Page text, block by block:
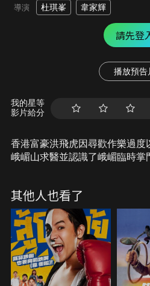
導演 杜琪峯 韋家輝
請先登
播放預告
我的星等
影片給分
香港富豪洪飛虎因尋歡作樂過度
峨嵋山求醫並認識了峨嵋臨時掌
的心，於是滅絕來港找虎，要求
到後再拋棄她，讓自己能極度傷
了虎。
其他人也看了